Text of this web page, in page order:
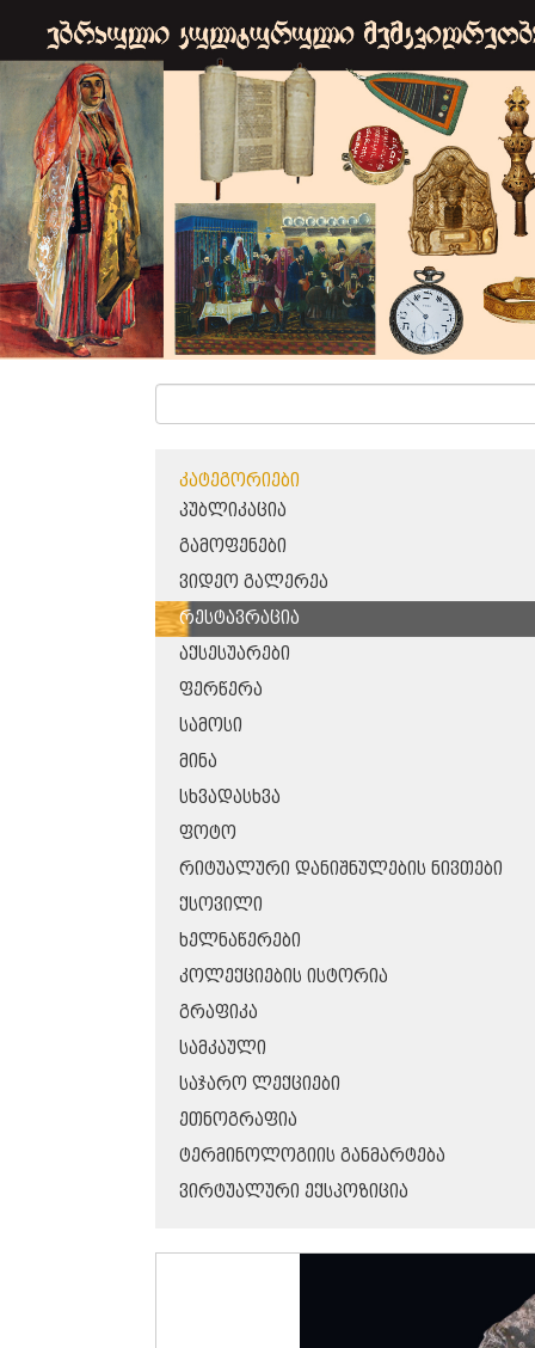
ᲙᲐᲢᲔᲒᲝᲠᲘᲔᲑᲘ
ᲞᲣᲑᲚᲘᲙᲐᲪᲘᲐ
ᲒᲐᲛᲝᲤᲔᲜᲔᲑᲘ
ᲕᲘᲓᲔᲝ ᲒᲐᲚᲔᲠᲔᲐ
ᲠᲔᲡᲢᲐᲕᲠᲐᲪᲘᲐ
ᲐᲥᲡᲔᲡᲣᲐᲠᲔᲑᲘ
ᲤᲔᲠᲬᲔᲠᲐ
ᲡᲐᲛᲝᲡᲘ
ᲛᲘᲜᲐ
ᲡᲮᲕᲐᲓᲐᲡᲮᲕᲐ
ᲤᲝᲢᲝ
ᲠᲘᲢᲣᲐᲚᲣᲠᲘ ᲓᲐᲜᲘᲨᲜᲣᲚᲔᲑᲘᲡ ᲜᲘᲕᲗᲔᲑᲘ
ᲥᲡᲝᲕᲘᲚᲘ
ᲮᲔᲚᲜᲐᲬᲔᲠᲔᲑᲘ
ᲙᲝᲚᲔᲥᲪᲘᲔᲑᲘᲡ ᲘᲡᲢᲝᲠᲘᲐ
ᲒᲠᲐᲤᲘᲙᲐ
ᲡᲐᲛᲙᲐᲣᲚᲘ
ᲡᲐᲯᲐᲠᲝ ᲚᲔᲥᲪᲘᲔᲑᲘ
ᲔᲗᲜᲝᲒᲠᲐᲤᲘᲐ
ᲢᲔᲠᲛᲘᲜᲝᲚᲝᲒᲘᲘᲡ ᲒᲐᲜᲛᲐᲠᲢᲔᲑᲐ
ᲕᲘᲠᲢᲣᲐᲚᲣᲠᲘ ᲔᲥᲡᲞᲝᲖᲘᲪᲘᲐ